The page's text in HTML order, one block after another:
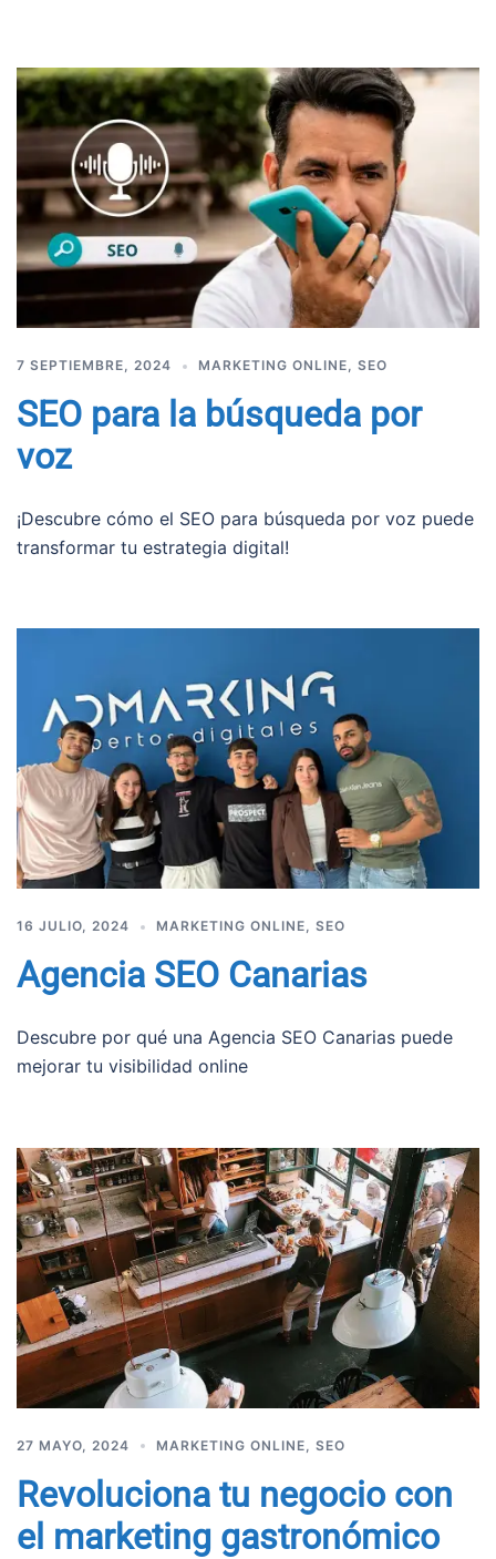
7 SEPTIEMBRE, 2024 MARKETING ONLINE SEO
SEO para la búsqueda por
voz
¡Descubre cómo el SEO para búsqueda por voz puede
transformar tu estrategia digital!
16 JULIO, 2024 MARKETING ONLINE, SEO
Agencia SEO Canarias
Descubre por qué una Agencia SEO Canarias puede
mejorar tu visibilidad online
27 MAYO, 2024 MARKETING ONLINE SEO
Revoluciona tu negocio con
el marketing gastronómico